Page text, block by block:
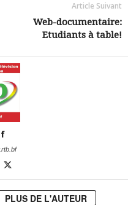
Article Suivant
Web-documentaire:
Etudiants à table!
PLUS DE L'AUTEUR